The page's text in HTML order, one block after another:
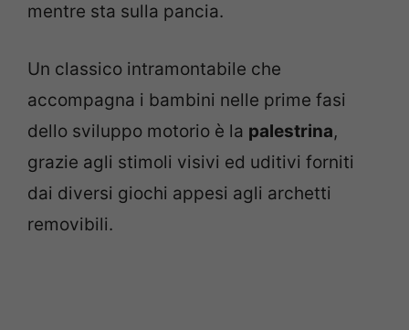
mentre sta sulla pancia.
Un classico intramontabile che
accompagna i bambini nelle prime fasi
dello sviluppo motorio è la palestrina,
grazie agli stimoli visivi ed uditivi forniti
dai diversi giochi appesi agli archetti
removibili.